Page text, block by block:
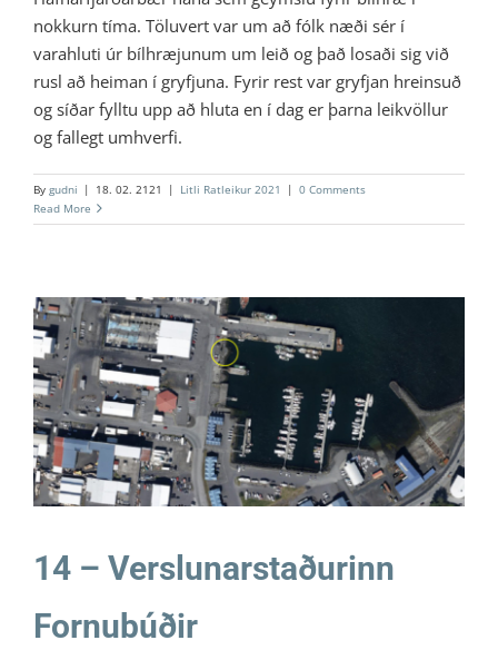
nokkurn tíma. Töluvert var um að fólk næði sér í
varahluti úr bílhræjunum um leið og það losaði sig við
rusl að heiman í gryfjuna. Fyrir rest var gryfjan hreinsuð
og síðar fylltu upp að hluta en í dag er þarna leikvöllur
og fallegt umhverfi.
By gudni | 18. 02. 2121 | Litli Ratleikur 2021 | 0 Comments
Read More
14 – Verslunarstaðurinn Fornubúðir
Litli Ratleikur 2021
14 – Verslunarstaðurinn
Fornubúðir